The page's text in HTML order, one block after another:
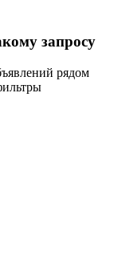
запросу
рядом